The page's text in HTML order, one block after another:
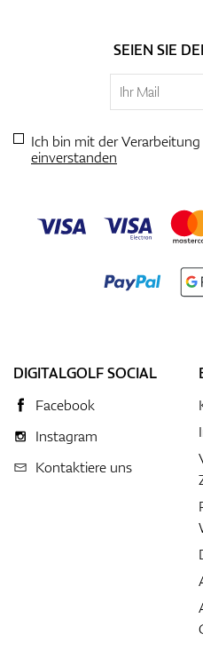
SEIEN SIE
Ich bin mit der
einverstanden
DIGITALGOLF SOCIAL
Facebook
Instagram
Kontaktiere uns